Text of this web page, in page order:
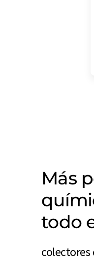
Más
todo
colectores